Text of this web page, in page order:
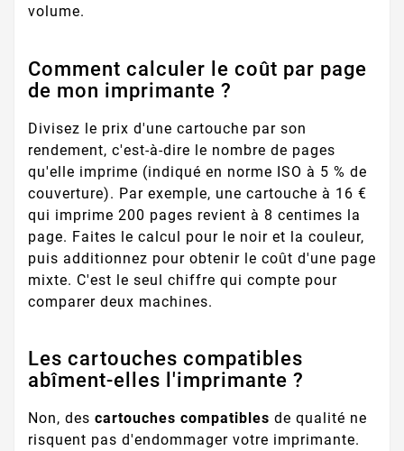
volume.
Comment calculer le coût par page
de mon imprimante ?
Divisez le prix d'une cartouche par son
rendement, c'est-à-dire le nombre de pages
qu'elle imprime (indiqué en norme ISO à 5 % de
couverture). Par exemple, une cartouche à 16 €
qui imprime 200 pages revient à 8 centimes la
page. Faites le calcul pour le noir et la couleur,
puis additionnez pour obtenir le coût d'une page
mixte. C'est le seul chiffre qui compte pour
comparer deux machines.
Les cartouches compatibles
abîment-elles l'imprimante ?
Non, des cartouches compatibles de qualité ne
risquent pas d'endommager votre imprimante.